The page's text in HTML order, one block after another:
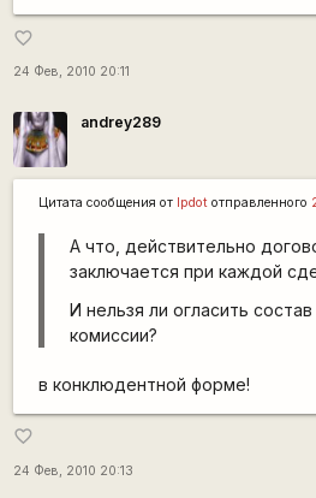
favorite_border
24 Фев, 2010 20:11
andrey289
Цитата сообщения от lpdotотправленного
А что, действительно
заключается при каждой
И нельзя ли огласить
комиссии?
в конклюдентной форме!
favorite_border
24 Фев, 2010 20:13